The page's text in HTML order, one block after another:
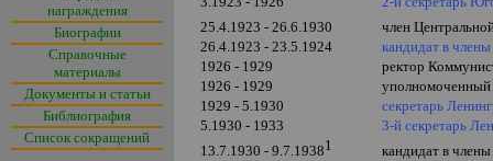
награждения
Биографии
Справочные
материалы
Документы и статьи
Библиография
Список сокращений
25.4.1923 - 26.6.1930
член
26.4.1923 - 23.5.1924
кандидат в
1926 - 1929
ректор
1926 - 1929
уполномоченный
1929 - 5.1930
секретарь
5.1930 - 1933
3-й секретарь
13.7.1930 -9.7.19381
кандидат в